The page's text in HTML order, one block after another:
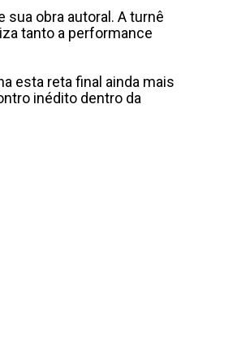
obra autoral. A turnê
tanto a performance
esta reta final ainda mais
inédito dentro da